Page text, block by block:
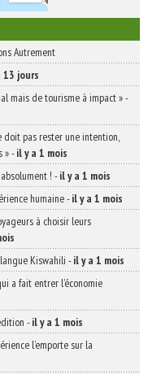
Autrement
13 jours
mais de tourisme à impact »-
doit pas rester une intention,
»-il y a 1 mois
! -il y a 1 mois
humaine-il y a 1 mois
à choisir leurs
Kiswahili -il y a 1 mois
a fait entrer l’économie
-il y a 1 mois
l’emporte sur la